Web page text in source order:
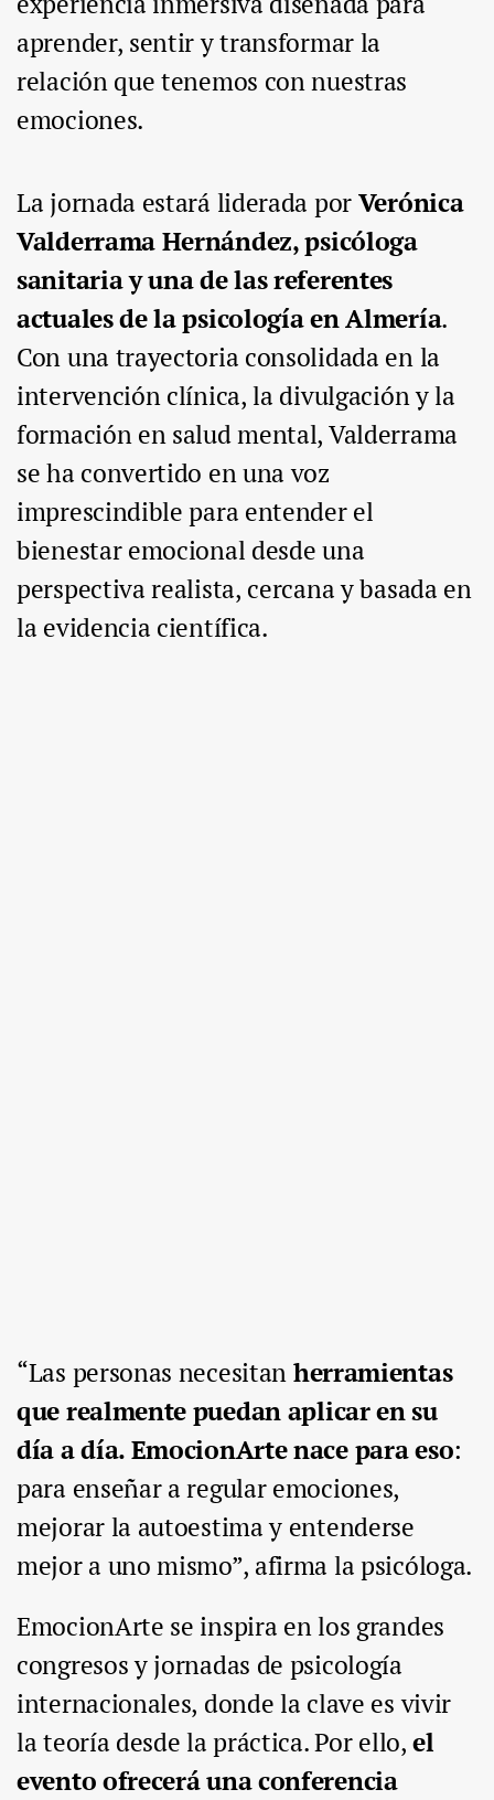
aprender, sentir y transformar la
relación que tenemos con nuestras
emociones.
La jornada estará liderada porVerónica
Valderrama Hernández, psicóloga
sanitaria y una de las referentes
actuales de la psicología en Almería.
Con una trayectoria consolidada en la
intervención clínica, la divulgación y la
formación en salud mental, Valderrama
se ha convertido en una voz
imprescindible para entender el
bienestar emocional desde una
perspectiva realista, cercana y basada en
la evidencia científica.
“Las personas necesitanherramientas
que realmente puedan aplicar en su
día a día. EmocionArte nace para eso:
para enseñar a regular emociones,
mejorar la autoestima y entenderse
mejor a uno mismo”, afirma la psicóloga.
EmocionArte se inspira en los grandes
congresos y jornadas de psicología
internacionales, donde la clave es vivir
la teoría desde la práctica. Por ello,el
evento ofrecerá una conferencia